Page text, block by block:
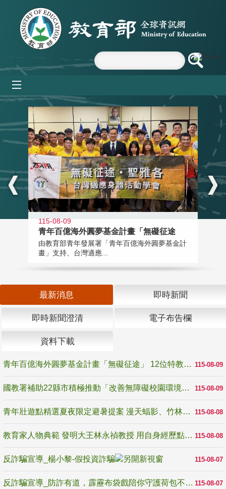
跳到主要內容區塊
:::
115-08-09
青年百億海外圓夢基金計畫「無礙征途
由教育部青年發展署「青年百億海外圓夢基金計
畫」支持、台灣適應...
最新消息 即時新聞
即時新聞澄清 電子布告欄
資料下載
115-08-09
青年百億海外圓夢基金計畫「無礙征途」 12位特教與弱勢青年勇闖西班牙 跨越感官限制見證生命蛻變
115-08-09
國教署補助22縣市積極推動「改善無障礙校園環境計畫」 打造友善、安全、無礙學習空間
115-08-08
青年壯遊點精選夏夜限定避暑提案 漫天蝠影、竹林尋蛙、茶香夜觀 邀青年暮色出發
115-08-08
教育家人物典範 發明大王林永禎教授 用自身經歷點亮學生的路
115-08-07
反詐騙宣導_楊小黎-假投資詐騙
115-08-07
反詐騙宣導_防詐有道，霹靂布袋戲陪你守護荷包不受騙